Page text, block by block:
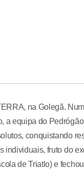
na Golegã.
a equipa do
conquistando
fruto do
de Triatlo) e